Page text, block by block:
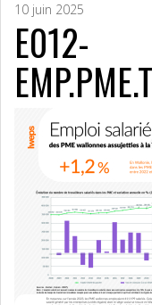
10 juin 2025
E012-